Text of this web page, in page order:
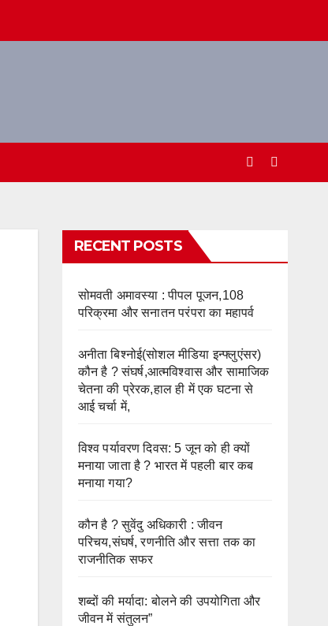
RECENT POSTS
सोमवती अमावस्या : पीपल पूजन,108
परिक्रमा और सनातन परंपरा का महापर्व
अनीता बिश्नोई(सोशल मीडिया इन्फ्लुएंसर)
कौन है ? संघर्ष,आत्मविश्वास और सामाजिक
चेतना की प्रेरक,हाल ही में एक घटना से
आई चर्चा में,
विश्व पर्यावरण दिवस: 5 जून को ही क्यों
मनाया जाता है ? भारत में पहली बार कब
मनाया गया?
कौन है ? सुवेंदु अधिकारी : जीवन
परिचय,संघर्ष, रणनीति और सत्ता तक का
राजनीतिक सफर
शब्दों की मर्यादा: बोलने की उपयोगिता और
जीवन में संतुलन”